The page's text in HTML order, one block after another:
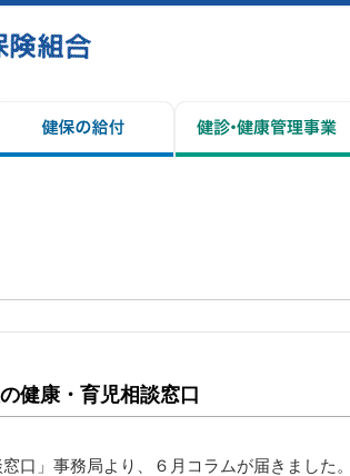
健康・育児相談窓口
窓口」事務局より、６月コラムが届きました